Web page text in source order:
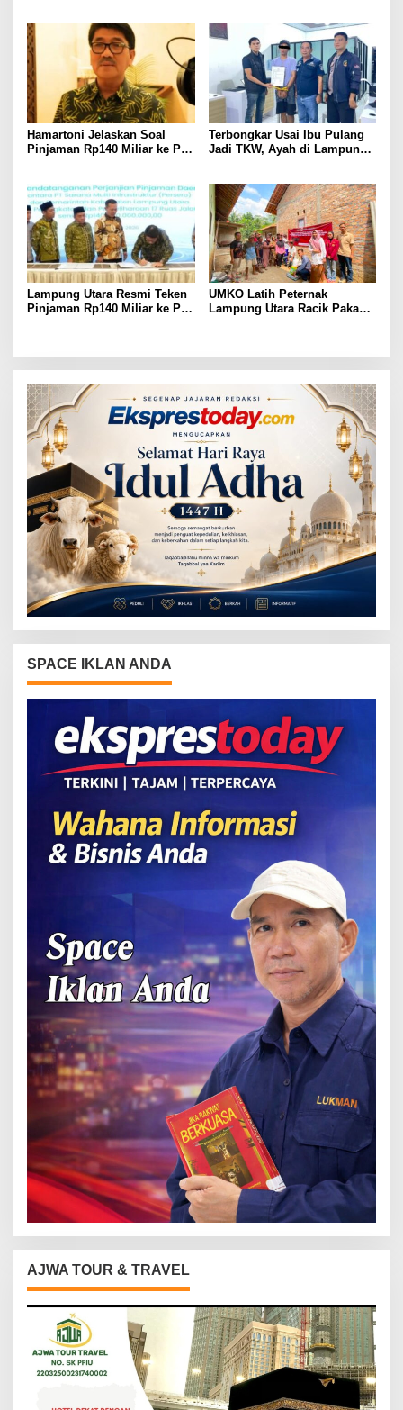
Hamartoni Jelaskan Soal
Pinjaman Rp140 Miliar ke PT
Bertahun-tahun
Terbongkar Usai Ibu Pulang
Jadi TKW, Ayah di Lampung
Tahun, Nyaris Diamuk Massa
Lampung Utara Resmi Teken
Pinjaman Rp140 Miliar ke PT
UMKO Latih Peternak
Lampung Utara Racik Pakan
SPACE IKLAN ANDA
AJWA TOUR & TRAVEL